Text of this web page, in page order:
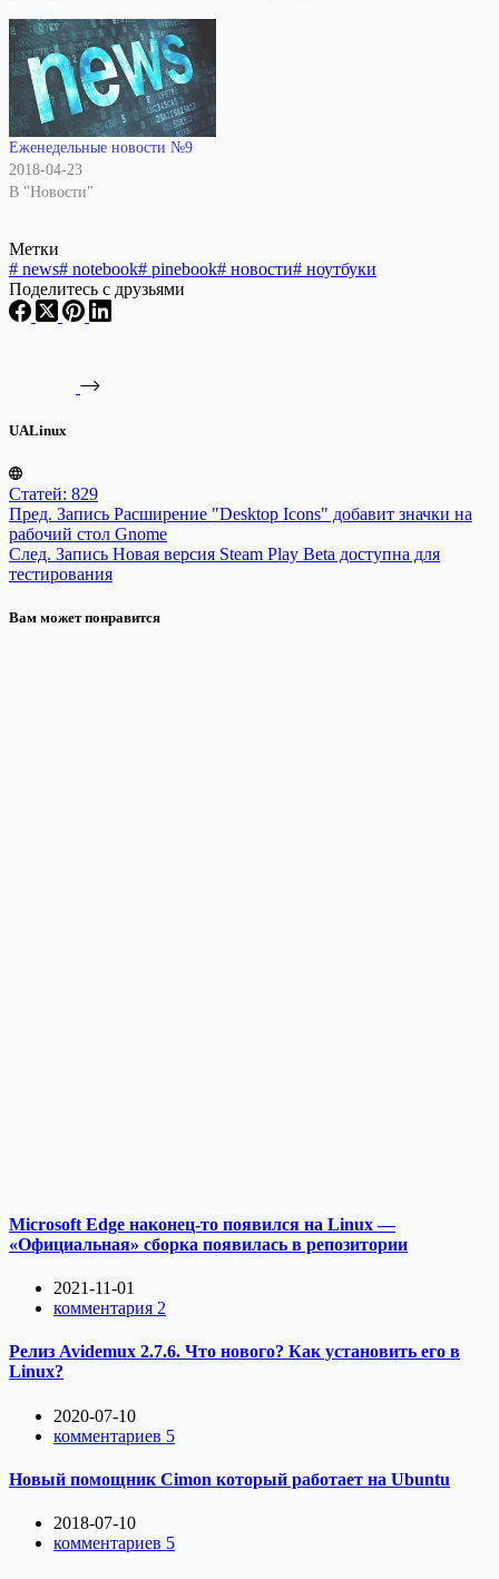
Еженедельные новости №9
2018-04-23
В "Новости"
Метки
# news# notebook# pinebook# новости# ноутбуки
Поделитесь с друзьями
UALinux
Статей: 829
Пред. Запись Расширение "Desktop Icons" добавит значки на
рабочий стол Gnome
След. Запись Новая версия Steam Play Beta доступна для
тестирования
Вам может понравится
Microsoft Edge наконец-то появился на Linux —
«Официальная» сборка появилась в репозитории
2021-11-01
комментария 2
Релиз Avidemux 2.7.6. Что нового? Как установить его в
Linux?
2020-07-10
комментариев 5
Новый помощник Cimon который работает на Ubuntu
2018-07-10
комментариев 5